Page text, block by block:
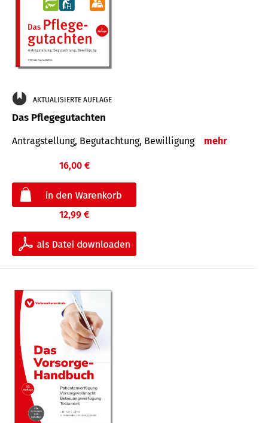
AKTUALISIERTE AUFLAGE
Das Pflegegutachten
Antragstellung, Begutachtung, Bewilligung mehr
16,00 €
12,99 €